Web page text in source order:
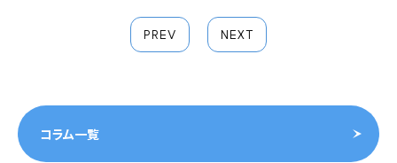
PREV NEXT
コラム一覧